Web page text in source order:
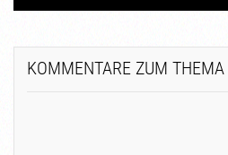
KOMMENTARE ZUM THEMA